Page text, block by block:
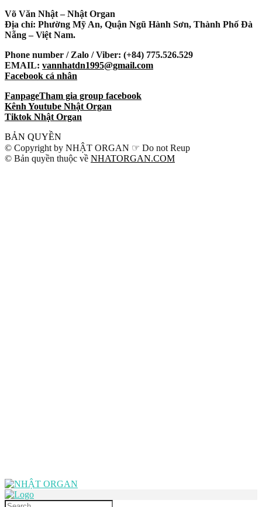
Võ Văn Nhật – Nhật Organ
Địa chỉ: Phường Mỹ An, Quận Ngũ Hành Sơn, Thành Phố Đà
Nẵng – Việt Nam.
Phone number / Zalo / Viber: (+84) 775.526.529
EMAIL: vannhatdn1995@gmail.com
Facebook cá nhân
FanpageTham gia group facebook
Kênh Youtube Nhật Organ
Tiktok Nhật Organ
BẢN QUYỀN
© Copyright by NHẬT ORGAN ☞ Do not Reup
© Bản quyền thuộc về NHATORGAN.COM